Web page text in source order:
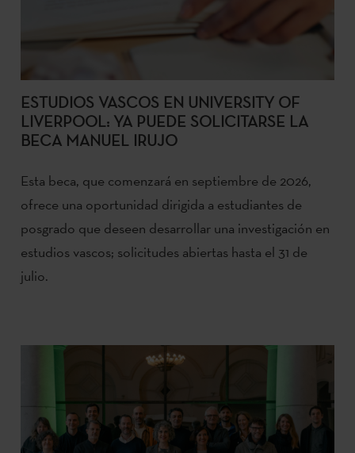
ESTUDIOS VASCOS EN UNIVERSITY OF
LIVERPOOL: YA PUEDE SOLICITARSE LA
BECA MANUEL IRUJO
Esta beca, que comenzará en septiembre de 2026,
ofrece una oportunidad dirigida a estudiantes de
posgrado que deseen desarrollar una investigación en
estudios vascos; solicitudes abiertas hasta el 31 de
julio.